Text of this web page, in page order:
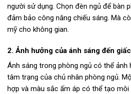
người sử dụng. Chọn đèn ngủ để bàn
đảm bảo công năng chiếu sáng. Mà
mỹ cho không gian.
2. Ảnh hưởng của ánh sáng đến
Ánh sáng trong phòng ngủ có thể ảnh
tâm trạng của chủ nhân phòng ngủ.
hợp và màu sắc ấm áp có thể tạo